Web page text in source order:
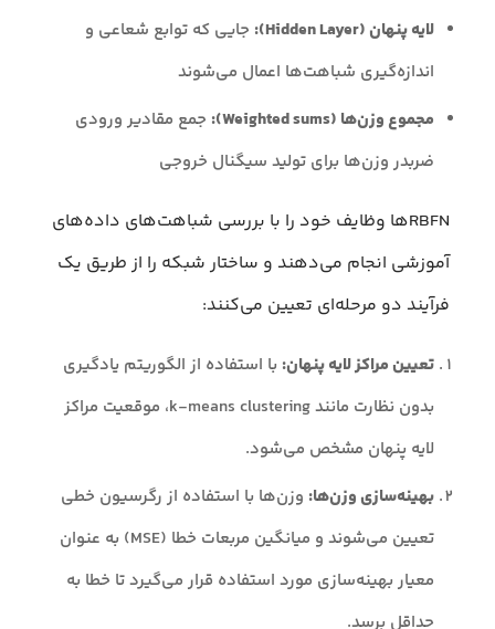
لایه پنهان (Hidden Layer):
جایی که توابع شعاعی و
اندازه‌گیری شباهت‌ها اعمال می‌شوند
مجموع وزن‌ها (Weighted sums):
جمع مقادیر ورودی
ضربدر وزن‌ها برای تولید سیگنال خروجی
RBFNها وظایف خود را با بررسی شباهت‌های داده‌های
آموزشی انجام می‌دهند و ساختار شبکه را از طریق یک
فرآیند دو مرحله‌ای تعیین می‌کنند:
تعیین مراکز لایه پنهان: با استفاده از الگوریتم یادگیری
بدون نظارت مانند k-means clustering، موقعیت مراکز
لایه پنهان مشخص می‌شود.
بهینه‌سازی وزن‌ها: وزن‌ها با استفاده از رگرسیون خطی
تعیین می‌شوند و میانگین مربعات خطا (MSE) به عنوان
معیار بهینه‌سازی مورد استفاده قرار می‌گیرد تا خطا به
حداقل برسد.